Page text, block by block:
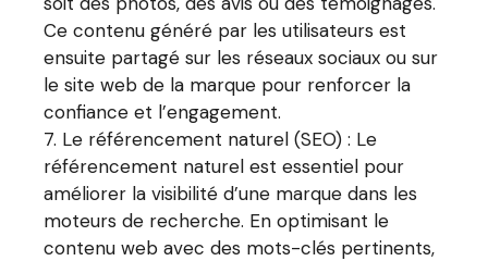
Ce contenu généré par les utilisateurs est
ensuite partagé sur les réseaux sociaux ou sur
le site web de la marque pour renforcer la
confiance et l’engagement.
Le référencement naturel (SEO) : Le
référencement naturel est essentiel pour
améliorer la visibilité d’une marque dans les
moteurs de recherche. En optimisant le
contenu web avec des mots-clés pertinents,